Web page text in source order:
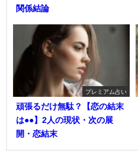
関係結論
プレミアム占い
頑張るだけ無駄？【恋の結末
は●●】2人の現状・次の展
開・恋結末